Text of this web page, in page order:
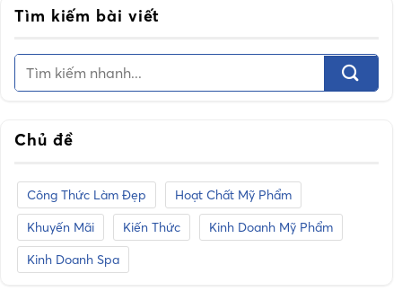
Tìm kiếm bài viết
Chủ đề
Công Thức Làm Đẹp
Hoạt Chất Mỹ Phẩm
Khuyến Mãi
Kiến Thức
Kinh Doanh Mỹ Phẩm
Kinh Doanh Spa